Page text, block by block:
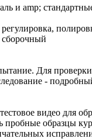
и amp;
Для
-
видео для
пробные образцы